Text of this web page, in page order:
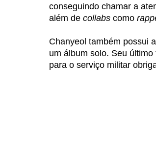
conseguindo chamar a
além de collabs como
Chanyeol também possui
um álbum solo. Seu
para o serviço militar